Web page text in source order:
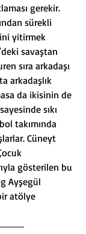
gerekir.
sürekli
yitirmek
savaştan
sıra arkadaşı
arkadaşlık
da ikisinin de
sıkı
takımında
Cüneyt
gösterilen bu
Ayşegül
atölye